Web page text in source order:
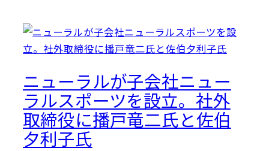
ニューラルが子会社ニュー
ラルスポーツを設立。社外
取締役に播戸竜二氏と佐伯
夕利子氏